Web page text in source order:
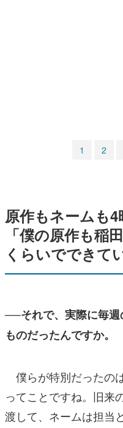
1 2
原作もネームも
「僕の原作も稲
くらいでできて
──それで、実際に毎
ものだったんですか。
僕らが特別だったの
ってことですね。旧来
渡して、ネームは担当